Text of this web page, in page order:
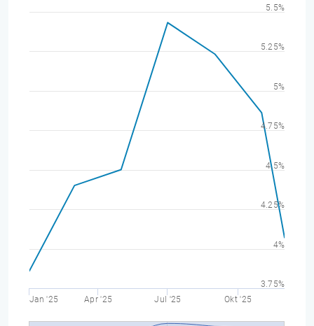
Jan '25 Apr '25 Jul '25 Okt '25
3.75%
4%
4.25%
4.5%
4.75%
5%
5.25%
5.5%